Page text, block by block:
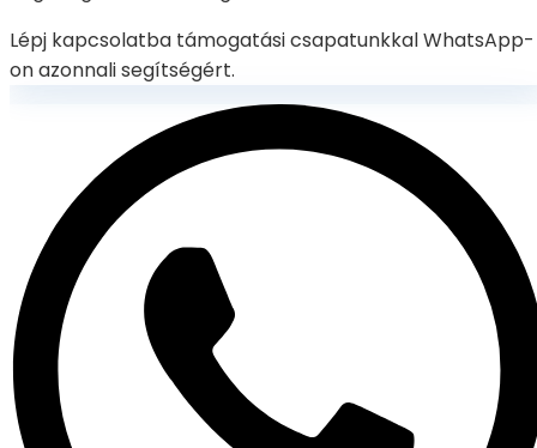
Lépj kapcsolatba támogatási csapatunkkal WhatsApp-
on azonnali segítségért.